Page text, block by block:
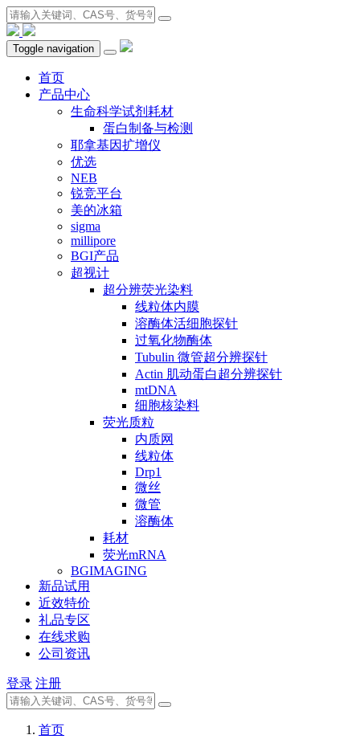
Toggle navigation
首页
产品中心
生命科学试剂耗材
蛋白制备与检测
耶拿基因扩增仪
优选
NEB
锐竞平台
美的冰箱
sigma
millipore
BGI产品
超视计
超分辨荧光染料
线粒体内膜
溶酶体活细胞探针
过氧化物酶体
Tubulin 微管超分辨探针
Actin 肌动蛋白超分辨探针
mtDNA
细胞核染料
荧光质粒
内质网
线粒体
Drp1
微丝
微管
溶酶体
耗材
荧光mRNA
BGIMAGING
新品试用
近效特价
礼品专区
在线求购
公司资讯
登录 注册
首页